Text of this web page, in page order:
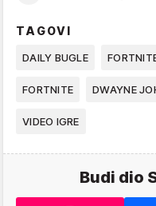
TAGOVI
DAILY BUGLE
FORTNITE DWAYNE
VIDEO IGRE
Budi dio